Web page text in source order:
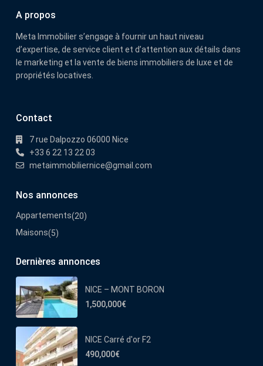
A propos
Meta Immobilier s’engage à fournir un haut niveau
d’expertise, de service client et d’attention aux détails dans
le marketing et la vente de biens immobiliers de luxe et de
propriétés locatives.
Contact
7 rue Dalpozzo 06000 Nice
+33 6 22 13 22 03
metaimmobiliernice@gmail.com
Nos annonces
Appartements(20)
Maisons(5)
Dernières annonces
NICE – MONT BORON
1,500,000€
NICE Carré d'or F2
490,000€